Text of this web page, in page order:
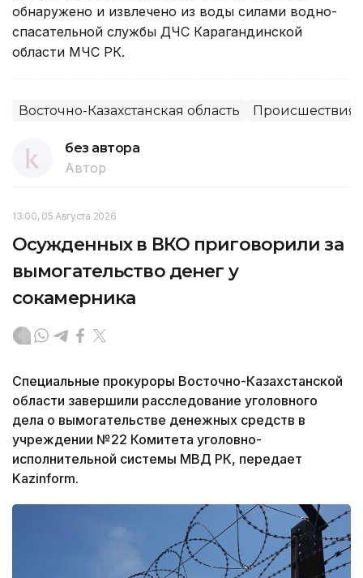
обнаружено и извлечено из воды силами водно-
спасательной службы ДЧС Карагандинской
области МЧС РК.
Восточно-Казахстанская область Происшествия,
без автора
Автор
13:00, 05 Августа 2026
Осужденных в ВКО приговорили за
вымогательство денег у
сокамерника
Специальные прокуроры Восточно-Казахстанской
области завершили расследование уголовного
дела о вымогательстве денежных средств в
учреждении №22 Комитета уголовно-
исполнительной системы МВД РК, передает
Kazinform.